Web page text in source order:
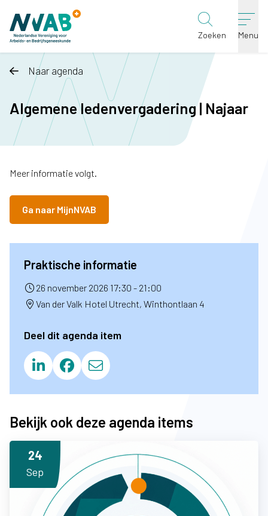
Ga naar de inhoud
Zoeken Menu
Naar agenda
Algemene ledenvergadering | Najaar
Meer informatie volgt.
Ga naar MijnNVAB
Praktische informatie
26 november 2026 17:30 - 21:00
Van der Valk Hotel Utrecht, Winthontlaan 4
Deel dit agenda item
Bekijk ook deze agenda items
24
Sep